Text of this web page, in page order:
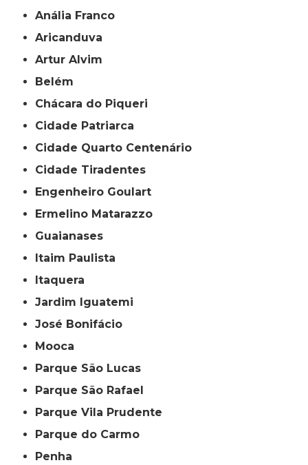
Anália Franco
Aricanduva
Artur Alvim
Belém
Chácara do Piqueri
Cidade Patriarca
Cidade Quarto Centenário
Cidade Tiradentes
Engenheiro Goulart
Ermelino Matarazzo
Guaianases
Itaim Paulista
Itaquera
Jardim Iguatemi
José Bonifácio
Mooca
Parque São Lucas
Parque São Rafael
Parque Vila Prudente
Parque do Carmo
Penha